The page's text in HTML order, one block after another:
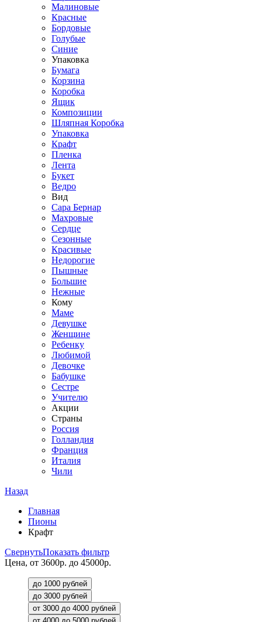
Малиновые
Красные
Бордовые
Голубые
Синие
Упаковка
Бумага
Корзина
Коробка
Ящик
Композиции
Шляпная Коробка
Упаковка
Крафт
Пленка
Лента
Букет
Ведро
Вид
Сара Бернар
Махровые
Сердце
Сезонные
Красивые
Недорогие
Пышные
Большие
Нежные
Кому
Маме
Девушке
Женщине
Ребенку
Любимой
Девочке
Бабушке
Сестре
Учителю
Акции
Страны
Россия
Голландия
Франция
Италия
Чили
Назад
Главная
Пионы
Крафт
СвернутьПоказать фильтр
Цена, от 3600р. до 45000р.